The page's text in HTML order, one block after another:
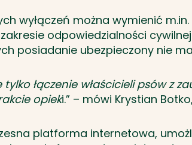
wyłączeń można wymienić
odpowiedzialności
posiadanie ubezpieczony nie
tylko łączenie właścicieli psów z
opieki.” – mówi Krystian
platforma internetowa,